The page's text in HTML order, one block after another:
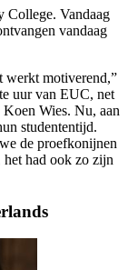
College. Vandaag
vandaag
werkt motiverend,”
uur van EUC, net
Wies. Nu, aan
studententijd.
de proefkonijnen
had ook zo zijn